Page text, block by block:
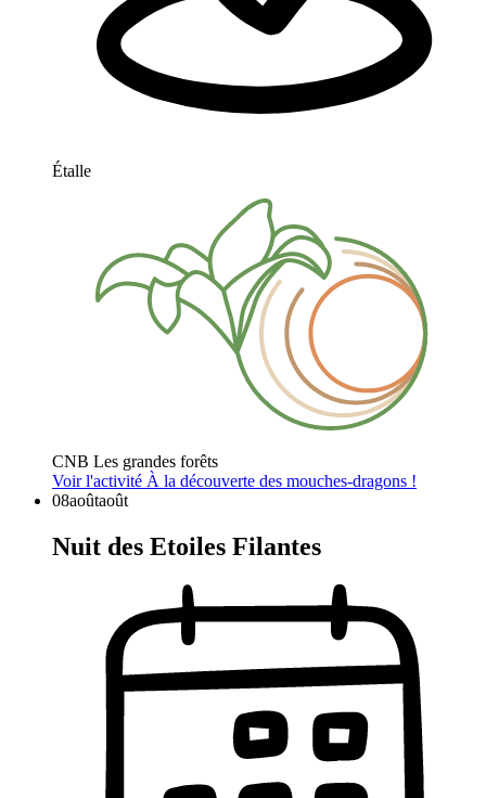
Étalle
CNB Les grandes forêts
Voir l'activité À la découverte des mouches-dragons !
08aoûtaoût
Nuit des Etoiles Filantes